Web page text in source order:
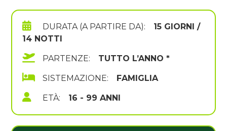
DURATA (A PARTIRE DA):
15 GIORNI /
14 NOTTI
PARTENZE: TUTTO L’ANNO *
SISTEMAZIONE: FAMIGLIA
ETÀ: 16 - 99 ANNI